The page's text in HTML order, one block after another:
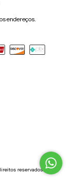
endereços.
reservados.